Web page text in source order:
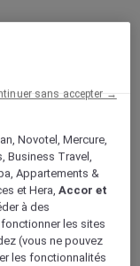
Novotel, Mercure,
Business Travel,
Appartements &
et Hera,Accor et
à des
les sites
(vous ne pouvez
les fonctionnalités
sans accepter →